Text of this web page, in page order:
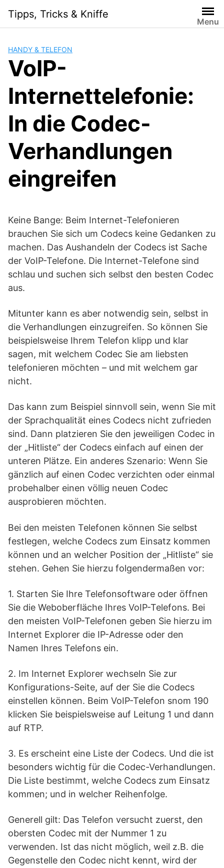
content
Tipps, Tricks & Kniffe
Menu
HANDY & TELEFON
VoIP-
Internettelefonie:
In die Codec-
Verhandlungen
eingreifen
Keine Bange: Beim Internet-Telefonieren
brauchen Sie sich um Codecs keine Gedanken zu
machen. Das Aushandeln der Codecs ist Sache
der VoIP-Telefone. Die Internet-Telefone sind
schlau und suchen sich selbst den besten Codec
aus.
Mitunter kann es aber notwendig sein, selbst in
die Verhandlungen einzugreifen. So können Sie
beispielsweise Ihrem Telefon klipp und klar
sagen, mit welchem Codec Sie am liebsten
telefonieren möchten – und mit welchem gar
nicht.
Das kann zum Beispiel sinnvoll sein, wenn Sie mit
der Sprachqualität eines Codecs nicht zufrieden
sind. Dann platzieren Sie den jeweiligen Codec in
der „Hitliste“ der Codecs einfach auf einen der
unteren Plätze. Ein anderes Szenario: Wenn Sie
gänzlich auf einen Codec verzichten oder einmal
probehalber einen völlig neuen Codec
ausprobieren möchten.
Bei den meisten Telefonen können Sie selbst
festlegen, welche Codecs zum Einsatz kommen
können und an welcher Position der „Hitliste“ sie
stehen. Gehen Sie hierzu folgendermaßen vor:
1. Starten Sie Ihre Telefonsoftware oder öffnen
Sie die Weboberfläche Ihres VoIP-Telefons. Bei
den meisten VoIP-Telefonen geben Sie hierzu im
Internet Explorer die IP-Adresse oder den
Namen Ihres Telefons ein.
2. Im Internet Explorer wechseln Sie zur
Konfigurations-Seite, auf der Sie die Codecs
einstellen können. Beim VoIP-Telefon snom 190
klicken Sie beispielsweise auf Leitung 1 und dann
auf RTP.
3. Es erscheint eine Liste der Codecs. Und die ist
besonders wichtig für die Codec-Verhandlungen.
Die Liste bestimmt, welche Codecs zum Einsatz
kommen; und in welcher Reihenfolge.
Generell gilt: Das Telefon versucht zuerst, den
obersten Codec mit der Nummer 1 zu
verwenden. Ist das nicht möglich, weil z.B. die
Gegenstelle den Codec nicht kennt, wird der